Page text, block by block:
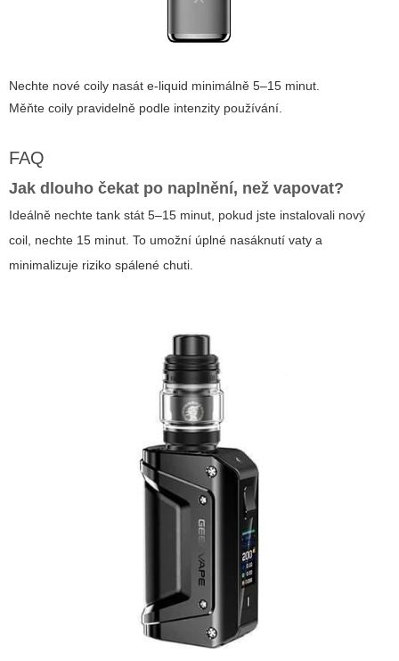
Nechte nové coily nasát e-liquid minimálně 5–15 minut.
Měňte coily pravidelně podle intenzity používání.
FAQ
Jak dlouho čekat po naplnění, než vapovat?
Ideálně nechte tank stát 5–15 minut, pokud jste instalovali nový
coil, nechte 15 minut. To umožní úplné nasáknutí vaty a
minimalizuje riziko spálené chuti.